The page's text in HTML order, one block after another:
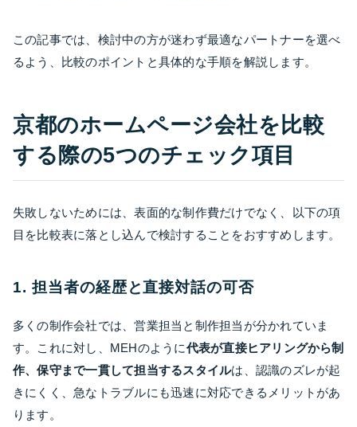
この記事では、検討中の方が迷わず最適なパートナーを選べ
るよう、比較のポイントと具体的な手順を解説します。
京都のホームページ会社を比較
する際の5つのチェック項目
失敗しないためには、表面的な制作費だけでなく、以下の項
目を比較表に落とし込んで検討することをおすすめします。
1. 担当者の経歴と直接対話の可否
多くの制作会社では、営業担当と制作担当が分かれていま
す。これに対し、MEHのように代表が直接ヒアリングから制
作、保守まで一貫して担当するスタイルは、認識のズレが起
きにくく、急なトラブルにも迅速に対応できるメリットがあ
ります。